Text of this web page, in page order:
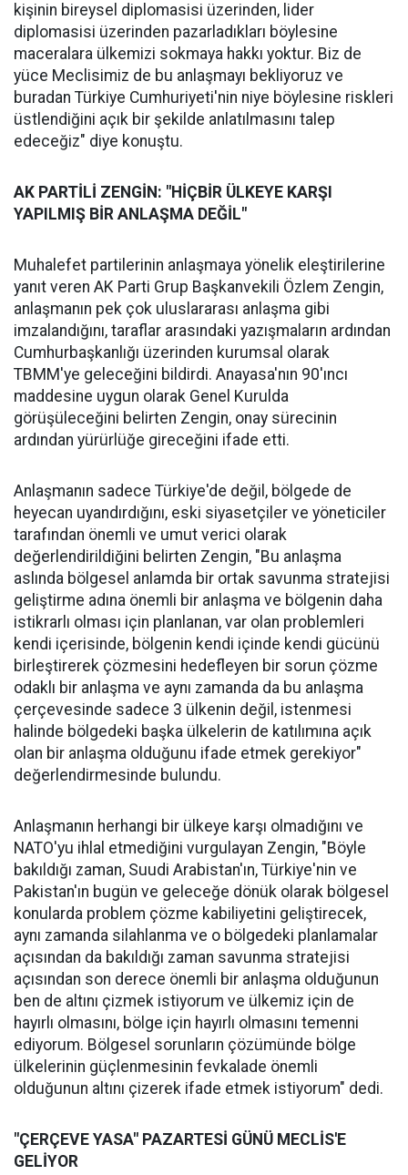
kişinin bireysel diplomasisi üzerinden, lider
diplomasisi üzerinden pazarladıkları böylesine
maceralara ülkemizi sokmaya hakkı yoktur. Biz de
yüce Meclisimiz de bu anlaşmayı bekliyoruz ve
buradan Türkiye Cumhuriyeti'nin niye böylesine riskleri
üstlendiğini açık bir şekilde anlatılmasını talep
edeceğiz" diye konuştu.
AK PARTİLİ ZENGİN: "HİÇBİR ÜLKEYE KARŞI
YAPILMIŞ BİR ANLAŞMA DEĞİL"
Muhalefet partilerinin anlaşmaya yönelik eleştirilerine
yanıt veren AK Parti Grup Başkanvekili Özlem Zengin,
anlaşmanın pek çok uluslararası anlaşma gibi
imzalandığını, taraflar arasındaki yazışmaların ardından
Cumhurbaşkanlığı üzerinden kurumsal olarak
TBMM'ye geleceğini bildirdi. Anayasa'nın 90'ıncı
maddesine uygun olarak Genel Kurulda
görüşüleceğini belirten Zengin, onay sürecinin
ardından yürürlüğe gireceğini ifade etti.
Anlaşmanın sadece Türkiye'de değil, bölgede de
heyecan uyandırdığını, eski siyasetçiler ve yöneticiler
tarafından önemli ve umut verici olarak
değerlendirildiğini belirten Zengin, "Bu anlaşma
aslında bölgesel anlamda bir ortak savunma stratejisi
geliştirme adına önemli bir anlaşma ve bölgenin daha
istikrarlı olması için planlanan, var olan problemleri
kendi içerisinde, bölgenin kendi içinde kendi gücünü
birleştirerek çözmesini hedefleyen bir sorun çözme
odaklı bir anlaşma ve aynı zamanda da bu anlaşma
çerçevesinde sadece 3 ülkenin değil, istenmesi
halinde bölgedeki başka ülkelerin de katılımına açık
olan bir anlaşma olduğunu ifade etmek gerekiyor"
değerlendirmesinde bulundu.
Anlaşmanın herhangi bir ülkeye karşı olmadığını ve
NATO'yu ihlal etmediğini vurgulayan Zengin, "Böyle
bakıldığı zaman, Suudi Arabistan'ın, Türkiye'nin ve
Pakistan'ın bugün ve geleceğe dönük olarak bölgesel
konularda problem çözme kabiliyetini geliştirecek,
aynı zamanda silahlanma ve o bölgedeki planlamalar
açısından da bakıldığı zaman savunma stratejisi
açısından son derece önemli bir anlaşma olduğunun
ben de altını çizmek istiyorum ve ülkemiz için de
hayırlı olmasını, bölge için hayırlı olmasını temenni
ediyorum. Bölgesel sorunların çözümünde bölge
ülkelerinin güçlenmesinin fevkalade önemli
olduğunun altını çizerek ifade etmek istiyorum" dedi.
"ÇERÇEVE YASA" PAZARTESİ GÜNÜ MECLİS'E
GELİYOR